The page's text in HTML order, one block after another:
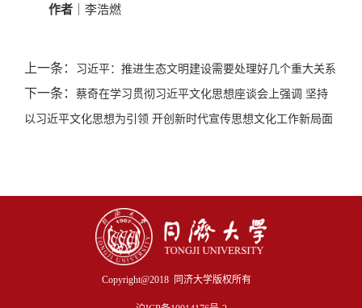
作者 ｜李浩燃
上一条： 习近平：推进生态文明建设需要处理好几个重大关系
下一条： 蔡奇在学习贯彻习近平文化思想座谈会上强调 坚持
以习近平文化思想为引领 开创新时代宣传思想文化工作新局面
Copyright@2018 同济大学版权所有